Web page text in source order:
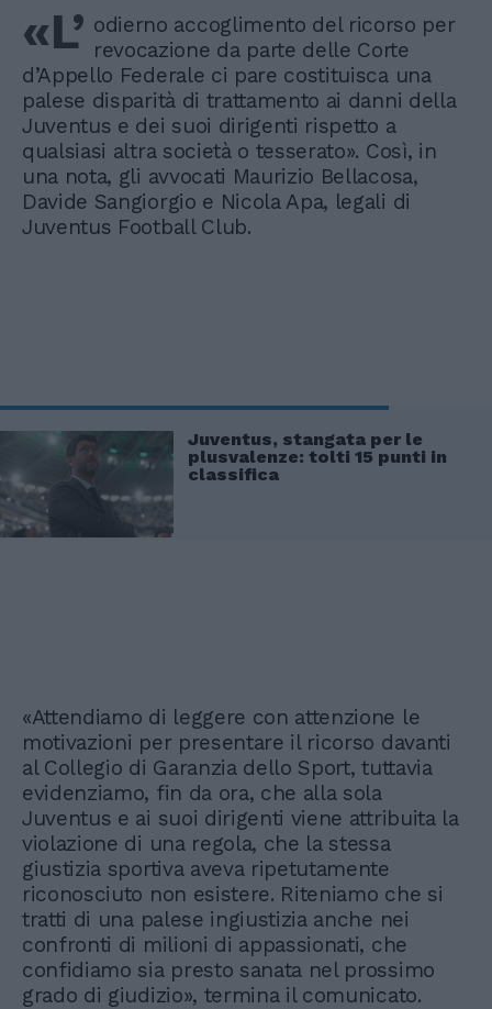
«L’ odierno accoglimento del ricorso per
revocazione da parte delle Corte
d’Appello Federale ci pare costituisca una
palese disparità di trattamento ai danni della
Juventus e dei suoi dirigenti rispetto a
qualsiasi altra società o tesserato». Così, in
una nota, gli avvocati Maurizio Bellacosa,
Davide Sangiorgio e Nicola Apa, legali di
Juventus Football Club.
Juventus, stangata per le
plusvalenze: tolti 15 punti in
classifica
«Attendiamo di leggere con attenzione le
motivazioni per presentare il ricorso davanti
al Collegio di Garanzia dello Sport, tuttavia
evidenziamo, fin da ora, che alla sola
Juventus e ai suoi dirigenti viene attribuita la
violazione di una regola, che la stessa
giustizia sportiva aveva ripetutamente
riconosciuto non esistere. Riteniamo che si
tratti di una palese ingiustizia anche nei
confronti di milioni di appassionati, che
confidiamo sia presto sanata nel prossimo
grado di giudizio», termina il comunicato.